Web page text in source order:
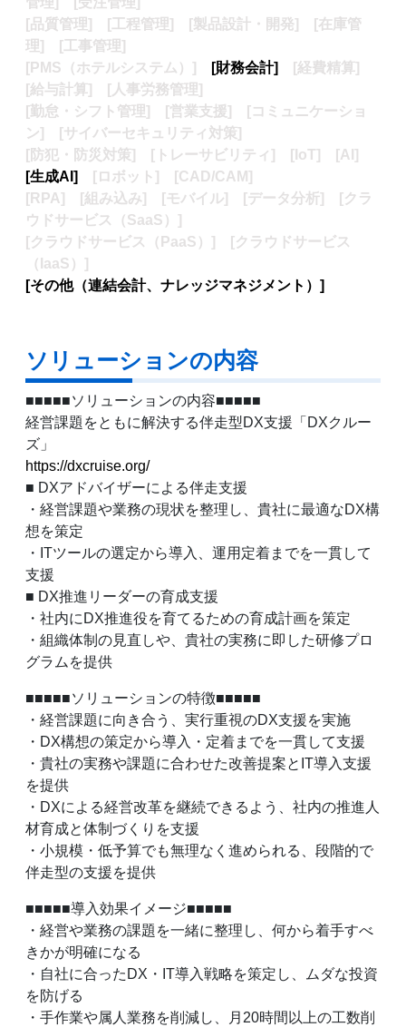
[品質管理]
[工程管理] [製品設計・ 開発]
[在庫管
理]
[工事管理]
[PMS（ホテルシステム）]
[財務会計]
[経費精算]
[給与計算]
[人事労務管理]
[勤怠・シフト管理]
[営業支援]
[コミュニケーショ
ン]
[サイバーセキュリティ対策]
[防犯・防災対策] [トレーサビリティ]
[IoT]
[AI]
[生成AI]
[ロボット] [CAD/CAM]
[RPA]
[組み込み] [モバイル] [データ分析]
[クラ
ウドサービス（SaaS）]
[クラウドサービス（PaaS）]
[クラウドサービス
（IaaS）]
[その他（連結会計、ナレッジマネジメント）]
ソリューションの内容
■■■■■ソリューションの内容■■■■■
経営課題をともに解決する伴走型DX支援「DXクルー
ズ」
https://dxcruise.org/
■ DXアドバイザーによる伴走支援
・経営課題や業務の現状を整理し、貴社に最適なDX構
想を策定
・ITツールの選定から導入、運用定着までを一貫して
支援
■ DX推進リーダーの育成支援
・社内にDX推進役を育てるための育成計画を策定
・組織体制の見直しや、貴社の実務に即した研修プロ
グラムを提供
■■■■■ソリューションの特徴■■■■■
・経営課題に向き合う、実行重視のDX支援を実施
・DX構想の策定から導入・定着までを一貫して支援
・貴社の実務や課題に合わせた改善提案とIT導入支援
を提供
・DXによる経営改革を継続できるよう、社内の推進人
材育成と体制づくりを支援
・小規模・低予算でも無理なく進められる、段階的で
伴走型の支援を提供
■■■■■導入効果イメージ■■■■■
・経営や業務の課題を一緒に整理し、何から着手すべ
きかが明確になる
・自社に合ったDX・IT導入戦略を策定し、ムダな投資
を防げる
・手作業や属人業務を削減し、月20時間以上の工数削